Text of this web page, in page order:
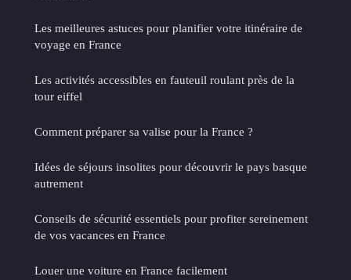
Les meilleures astuces pour planifier votre itinéraire de
voyage en France
Les activités accessibles en fauteuil roulant près de la
tour eiffel
Comment préparer sa valise pour la France ?
Idées de séjours insolites pour découvrir le pays basque
autrement
Conseils de sécurité essentiels pour profiter sereinement
de vos vacances en France
Louer une voiture en France facilement